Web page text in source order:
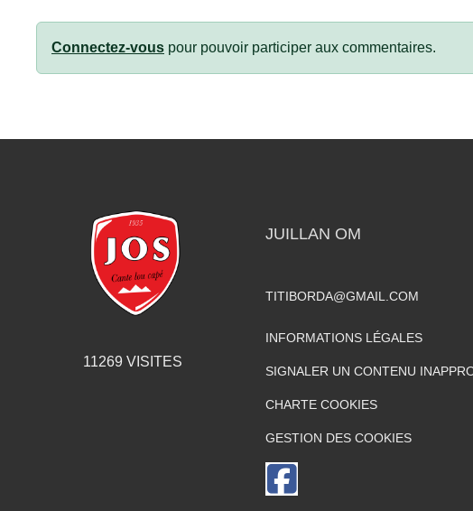
Connectez-vous pour pouvoir participer aux commentaires.
11269 VISITES
JUILLAN OM
TITIBORDA@GMAIL.COM
INFORMATIONS LÉGALES
SIGNALER UN CONTENU
CHARTE COOKIES
GESTION DES COOKIES